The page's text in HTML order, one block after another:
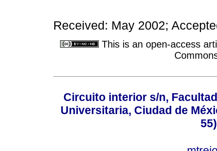
Received: May 2002;
This is an open-access
Circuito interior s/n,
Universitaria, Ciudad de